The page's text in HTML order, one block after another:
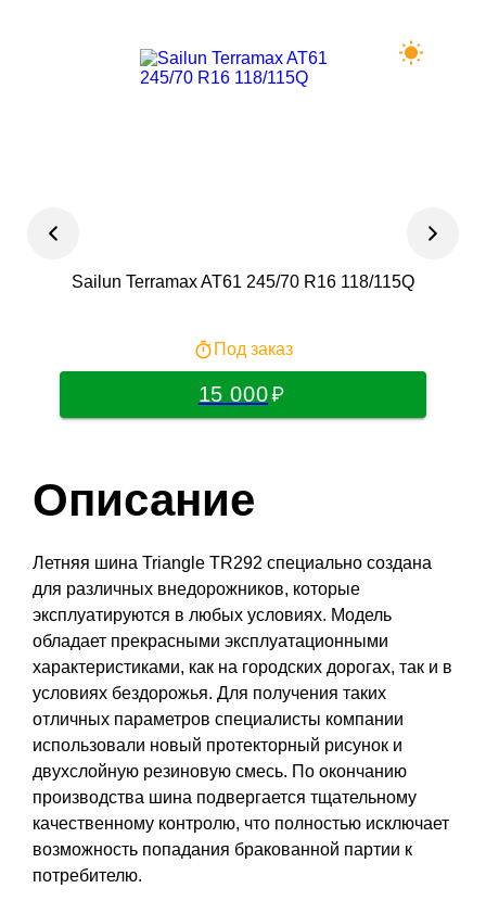
Sailun Terramax AT61 245/70 R16 118/115Q
Под заказ
15 000
Описание
Летняя шина Triangle TR292 специально создана
для различных внедорожников, которые
эксплуатируются в любых условиях. Модель
обладает прекрасными эксплуатационными
характеристиками, как на городских дорогах, так и в
условиях бездорожья. Для получения таких
отличных параметров специалисты компании
использовали новый протекторный рисунок и
двухслойную резиновую смесь. По окончанию
производства шина подвергается тщательному
качественному контролю, что полностью исключает
возможность попадания бракованной партии к
потребителю.